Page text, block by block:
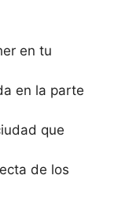
en tu
en la parte
que
de los